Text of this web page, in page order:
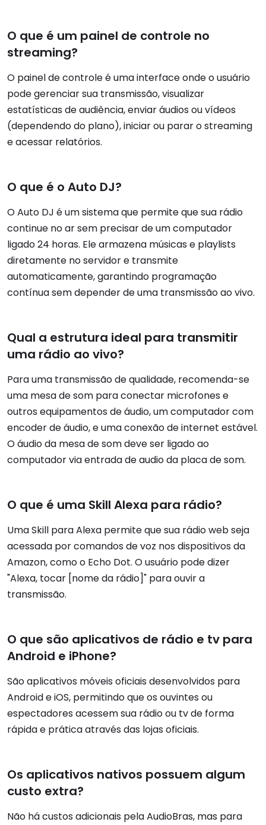
O que é um painel de controle no
streaming?
O painel de controle é uma interface onde o usuário
pode gerenciar sua transmissão, visualizar
estatísticas de audiência, enviar áudios ou vídeos
(dependendo do plano), iniciar ou parar o streaming
e acessar relatórios.
O que é o Auto DJ?
O Auto DJ é um sistema que permite que sua rádio
continue no ar sem precisar de um computador
ligado 24 horas. Ele armazena músicas e playlists
diretamente no servidor e transmite
automaticamente, garantindo programação
contínua sem depender de uma transmissão ao vivo.
Qual a estrutura ideal para transmitir
uma rádio ao vivo?
Para uma transmissão de qualidade, recomenda-se
uma mesa de som para conectar microfones e
outros equipamentos de áudio, um computador com
encoder de áudio, e uma conexão de internet estável.
O áudio da mesa de som deve ser ligado ao
computador via entrada de audio da placa de som.
O que é uma Skill Alexa para rádio?
Uma Skill para Alexa permite que sua rádio web seja
acessada por comandos de voz nos dispositivos da
Amazon, como o Echo Dot. O usuário pode dizer
"Alexa, tocar [nome da rádio]" para ouvir a
transmissão.
O que são aplicativos de rádio e tv para
Android e iPhone?
São aplicativos móveis oficiais desenvolvidos para
Android e iOS, permitindo que os ouvintes ou
espectadores acessem sua rádio ou tv de forma
rápida e prática através das lojas oficiais.
Os aplicativos nativos possuem algum
custo extra?
Não há custos adicionais pela AudioBras, mas para